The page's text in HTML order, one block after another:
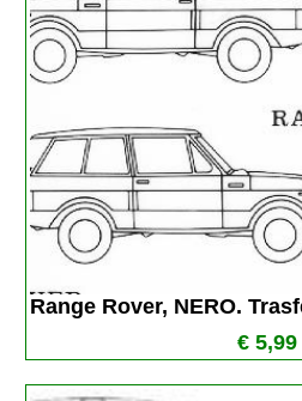
Range Rover, NERO.
€ 5,99